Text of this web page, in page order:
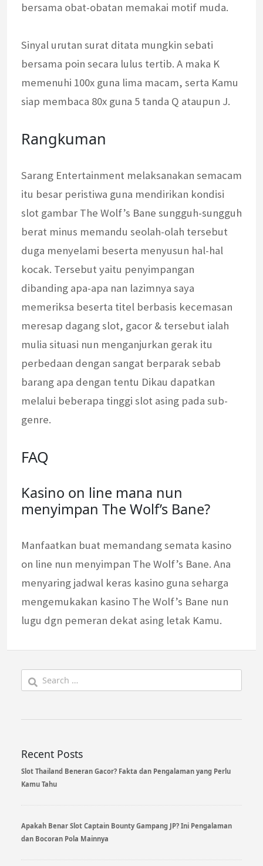
bersama obat-obatan memakai motif muda.
Sinyal urutan surat ditata mungkin sebati
bersama poin secara lulus tertib. A maka K
memenuhi 100x guna lima macam, serta Kamu
siap membaca 80x guna 5 tanda Q ataupun J.
Rangkuman
Sarang Entertainment melaksanakan semacam
itu besar peristiwa guna mendirikan kondisi
slot gambar The Wolf’s Bane sungguh-sungguh
berat minus memandu seolah-olah tersebut
duga menyelami beserta menyusun hal-hal
kocak. Tersebut yaitu penyimpangan
dibanding apa-apa nan lazimnya saya
memeriksa beserta titel berbasis kecemasan
meresap dagang slot, gacor & tersebut ialah
mulia situasi nun menganjurkan gerak itu
perbedaan dengan sangat berparak sebab
barang apa dengan tentu Dikau dapatkan
melalui beberapa tinggi slot asing pada sub-
genre.
FAQ
Kasino on line mana nun
menyimpan The Wolf’s Bane?
Manfaatkan buat memandang semata kasino
on line nun menyimpan The Wolf’s Bane. Ana
menyaring jadwal keras kasino guna seharga
mengemukakan kasino The Wolf’s Bane nun
lugu dgn pemeran dekat asing letak Kamu.
for:
Recent Posts
Slot Thailand Beneran Gacor? Fakta dan Pengalaman yang Perlu
Kamu Tahu
Apakah Benar Slot Captain Bounty Gampang JP? Ini Pengalaman
dan Bocoran Pola Mainnya